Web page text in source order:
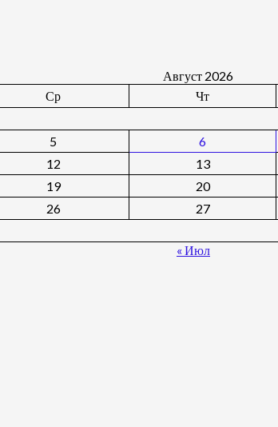
Август 2026
Ср Чт
5 6
12 13
19 20
26 27
« Июл